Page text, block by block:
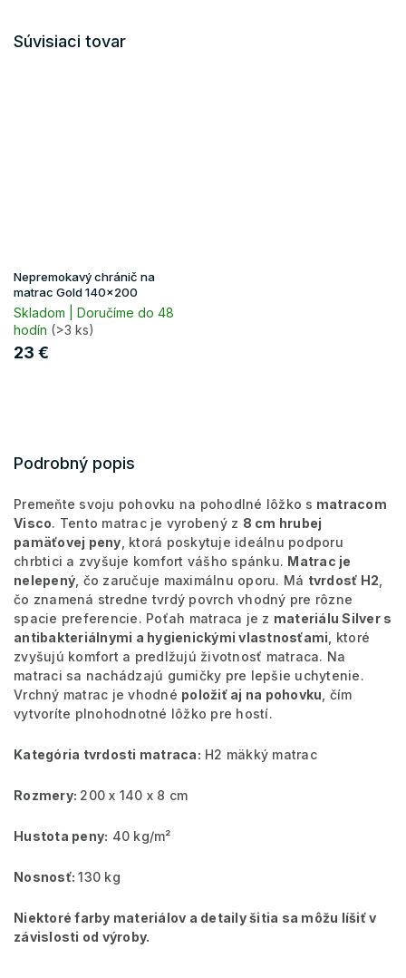
Súvisiaci tovar
Nepremokavý chránič na
matrac Gold 140x200
Skladom | Doručíme do 48
hodín (>3 ks)
23 €
Podrobný popis
Premeňte svoju pohovku na pohodlné lôžko s matracom
Visco. Tento matrac je vyrobený z 8 cm hrubej
pamäťovej peny , ktorá poskytuje ideálnu podporu
chrbtici a zvyšuje komfort vášho spánku. Matrac je
nelepený , čo zaručuje maximálnu oporu. Má tvrdosť H2
čo znamená stredne tvrdý povrch vhodný pre rôzne
spacie preferencie. Poťah matraca je z materiálu Silver s
antibakteriálnymi a hygienickými vlastnosťami , ktoré
zvyšujú komfort a predlžujú životnosť matraca. Na
matraci sa nachádzajú gumičky pre lepšie uchytenie.
Vrchný matrac je vhodné položiť aj na pohovku , čím
vytvoríte plnohodnotné lôžko pre hostí.
Kategória tvrdosti matraca: H2 mäkký matrac
Rozmery: 200 x 140 x 8 cm
Hustota peny: 40 kg/m²
Nosnosť:130 kg
Niektoré farby materiálov a detaily šitia sa môžu líšiť v
závislosti od výroby.